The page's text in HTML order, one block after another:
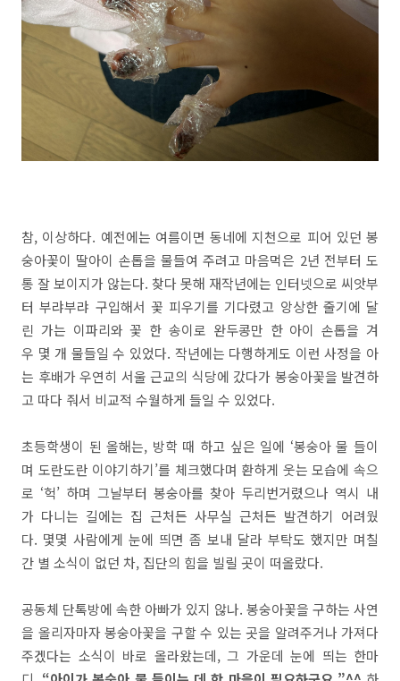
참, 이상하다. 예전에는 여름이면 동네에 지천으로 피어 있던 봉
숭아꽃이 딸아이 손톱을 물들여 주려고 마음먹은 2년 전부터 도
통 잘 보이지가 않는다. 찾다 못해 재작년에는 인터넷으로 씨앗부
터 부랴부랴 구입해서 꽃 피우기를 기다렸고 앙상한 줄기에 달
린 가는 이파리와 꽃 한 송이로 완두콩만 한 아이 손톱을 겨
우 몇 개 물들일 수 있었다. 작년에는 다행하게도 이런 사정을 아
는 후배가 우연히 서울 근교의 식당에 갔다가 봉숭아꽃을 발견하
고 따다 줘서 비교적 수월하게 들일 수 있었다.
초등학생이 된 올해는, 방학 때 하고 싶은 일에 ‘봉숭아 물 들이
며 도란도란 이야기하기’를 체크했다며 환하게 웃는 모습에 속으
로 ‘헉’ 하며 그날부터 봉숭아를 찾아 두리번거렸으나 역시 내
가 다니는 길에는 집 근처든 사무실 근처든 발견하기 어려웠
다. 몇몇 사람에게 눈에 띄면 좀 보내 달라 부탁도 했지만 며칠
간 별 소식이 없던 차, 집단의 힘을 빌릴 곳이 떠올랐다.
공동체 단톡방에 속한 아빠가 있지 않나. 봉숭아꽃을 구하는 사연
을 올리자마자 봉숭아꽃을 구할 수 있는 곳을 알려주거나 가져다
주겠다는 소식이 바로 올라왔는데, 그 가운데 눈에 띄는 한마